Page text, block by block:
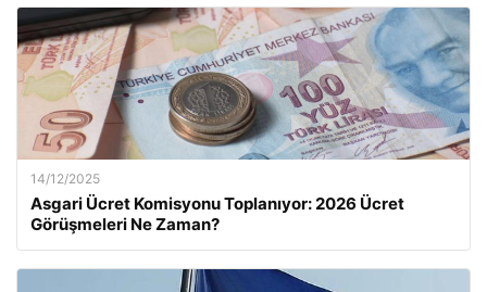
14/12/2025
Asgari Ücret Komisyonu Toplanıyor: 2026 Ücret
Görüşmeleri Ne Zaman?